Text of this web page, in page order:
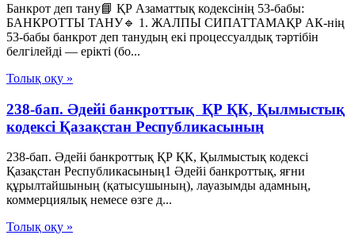
Банкрот деп тану📘 ҚР Азаматтық кодексінің 53-бабы:
БАНКРОТТЫ ТАНУ🔹 1. ЖАЛПЫ СИПАТТАМАҚР АК-нің
53-бабы банкрот деп танудың екі процессуалдық тәртібін
белгілейді — ерікті (бо...
Толық оқу »
238-бап. Әдейi банкроттық ҚР ҚК, Қылмыстық
кодексi Қазақстан Республикасының
238-бап. Әдейi банкроттық ҚР ҚК, Қылмыстық кодексi
Қазақстан Республикасының1 Әдейі банкроттық, яғни
құрылтайшының (қатысушының), лауазымды адамның,
коммерциялық немесе өзге д...
Толық оқу »